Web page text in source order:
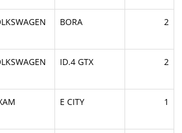
BORA 2
ID.4 GTX 2
E CITY 1